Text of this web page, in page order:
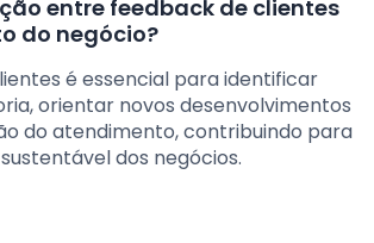
entre feedback de clientes
do negócio?
é essencial para identificar
orientar novos desenvolvimentos
do atendimento, contribuindo para
dos negócios.